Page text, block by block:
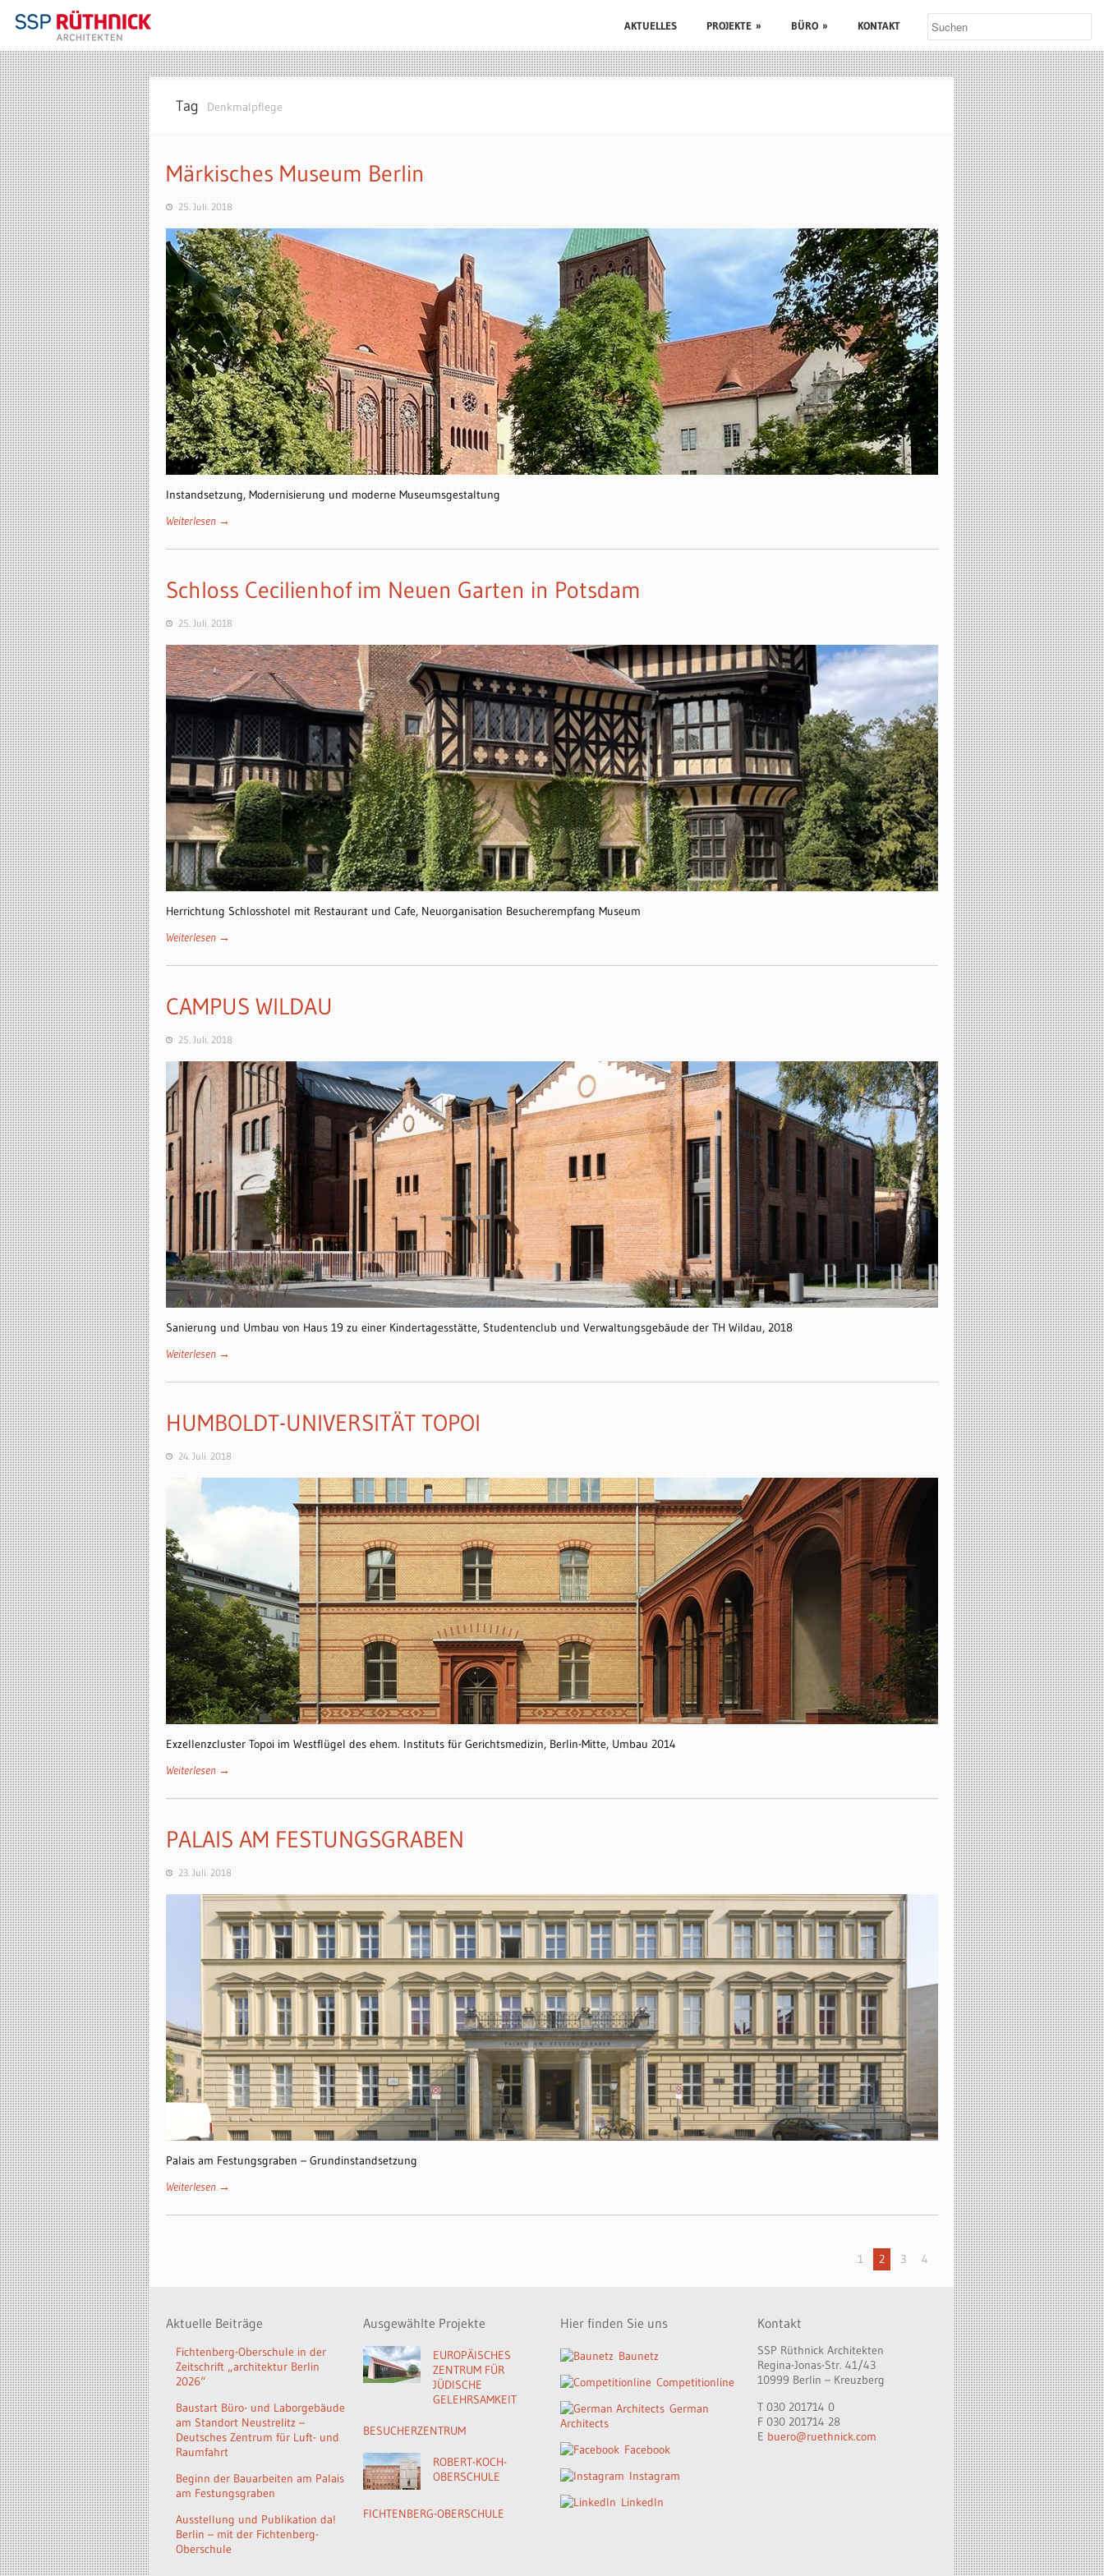
AKTUELLES PROJEKTE » BÜRO » KONTAKT
Tag Denkmalpflege
Märkisches Museum Berlin
25. Juli. 2018
Instandsetzung, Modernisierung und moderne Museumsgestaltung
Weiterlesen →
Schloss Cecilienhof im Neuen Garten in Potsdam
25. Juli. 2018
Herrichtung Schlosshotel mit Restaurant und Cafe, Neuorganisation Besucherempfang Museum
Weiterlesen →
CAMPUS WILDAU
25. Juli. 2018
Sanierung und Umbau von Haus 19 zu einer Kindertagesstätte, Studentenclub und Verwaltungsgebäude der TH Wildau, 2018
Weiterlesen →
HUMBOLDT-UNIVERSITÄT TOPOI
24. Juli. 2018
Exzellenzcluster Topoi im Westflügel des ehem. Instituts für Gerichtsmedizin, Berlin-Mitte, Umbau 2014
Weiterlesen →
PALAIS AM FESTUNGSGRABEN
23. Juli. 2018
Palais am Festungsgraben – Grundinstandsetzung
Weiterlesen →
1 2 3 4
Aktuelle Beiträge
Fichtenberg-Oberschule in der
Zeitschrift „architektur Berlin
2026“
Baustart Büro- und Laborgebäude
am Standort Neustrelitz –
Deutsches Zentrum für Luft- und
Raumfahrt
Beginn der Bauarbeiten am Palais
am Festungsgraben
Ausstellung und Publikation da!
Berlin – mit der Fichtenberg-
Oberschule
Ausgewählte Projekte
EUROPÄISCHES
ZENTRUM FÜR
JÜDISCHE
GELEHRSAMKEIT
BESUCHERZENTRUM
ROBERT-KOCH-
OBERSCHULE
FICHTENBERG-OBERSCHULE
Hier finden Sie uns
Baunetz
Competitionline
German
Architects
Facebook
Instagram
LinkedIn
Kontakt
SSP Rüthnick Architekten
Regina-Jonas-Str. 41/43
10999 Berlin – Kreuzberg
T 030 201714 0
F 030 201714 28
E buero@ruethnick.com